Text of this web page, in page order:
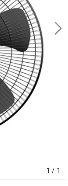
1 / 1